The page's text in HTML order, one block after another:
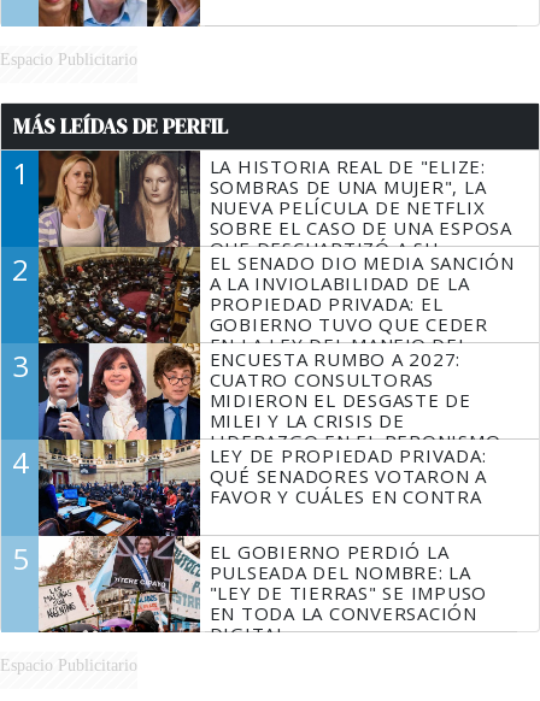
Espacio Publicitario
MÁS LEÍDAS DE PERFIL
1
LA HISTORIA REAL DE "ELIZE:
SOMBRAS DE UNA MUJER", LA
NUEVA PELÍCULA DE NETFLIX
SOBRE EL CASO DE UNA ESPOSA
QUE DESCUARTIZÓ A SU
MARIDO
2
EL SENADO DIO MEDIA SANCIÓN
A LA INVIOLABILIDAD DE LA
PROPIEDAD PRIVADA: EL
GOBIERNO TUVO QUE CEDER
EN LA LEY DEL MANEJO DEL
FUEGO
3
ENCUESTA RUMBO A 2027:
CUATRO CONSULTORAS
MIDIERON EL DESGASTE DE
MILEI Y LA CRISIS DE
LIDERAZGO EN EL PERONISMO
4
LEY DE PROPIEDAD PRIVADA:
QUÉ SENADORES VOTARON A
FAVOR Y CUÁLES EN CONTRA
5
EL GOBIERNO PERDIÓ LA
PULSEADA DEL NOMBRE: LA
"LEY DE TIERRAS" SE IMPUSO
EN TODA LA CONVERSACIÓN
DIGITAL
Espacio Publicitario